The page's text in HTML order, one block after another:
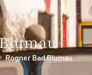
Rogner Bad Blumau